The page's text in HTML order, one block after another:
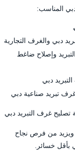
المناسب:
دبي والغرف التجارية
وإصلاح ضاغط
دبي
تبريد صناعية دبي
تصليح غرف التبريد دبي
ويزيد من فرص نجاح
بأقل خسائر.